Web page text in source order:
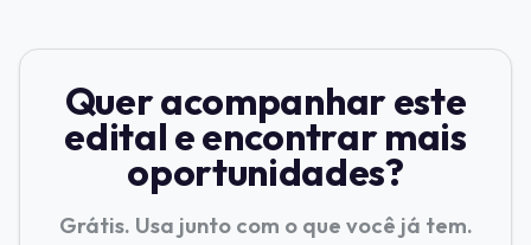
Quer acompanhar este
edital e encontrar mais
oportunidades?
Grátis. Usa junto com o que você já tem.